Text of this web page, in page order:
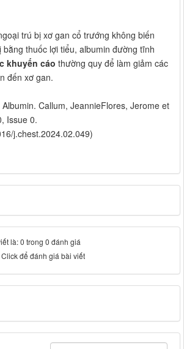
trú bị xơ gan cổ trướng không biến
thuốc lợi tiểu, albumin đường tĩnh
khuyến cáo thường quy để làm giảm các
đến xơ gan.
Callum, JeannieFlores, Jerome et
Issue 0.
j.chest.2024.02.049)
là: 0 trong 0 đánh giá
Click để đánh giá bài viết